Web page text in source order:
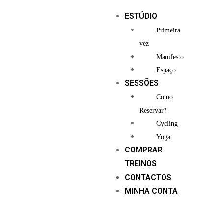
ESTÚDIO
Primeira
vez
Manifesto
Espaço
SESSÕES
Como
Reservar?
Cycling
Yoga
COMPRAR
TREINOS
CONTACTOS
MINHA CONTA